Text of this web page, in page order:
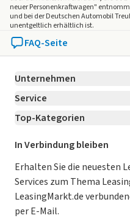
neuer Personenkraftwagen"
und bei der Deutschen Automobil
unentgeltlich erhältlich ist.
FAQ-Seite
Unternehmen
Über LeasingMarkt.de
Karriere Jetzt bewerben!
Für Händler
Kooperation mit
AGB
Datenschutz
Service
Kontakt
Ratgeber
Magazin
Datenschutz-
So funktioniert’s
Top-Kategorien
Leasing Deals
Gebrauchtwagen Leasing
Leasing ohne Anzahlung
E-Auto Leasing
In Verbindung bleiben
Erhalten Sie die neuesten
Services zum Thema
LeasingMarkt.de
per E-Mail.